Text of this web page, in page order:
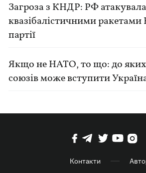
Загроза з КНДР: РФ
квазібалістичними ракетами
партії
Якщо не НАТО, то що: до
союзів може вступити
Контакти